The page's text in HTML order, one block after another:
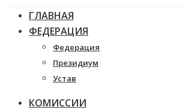
ГЛАВНАЯ
ФЕДЕРАЦИЯ
Федерация
Президиум
Устав
КОМИССИИ